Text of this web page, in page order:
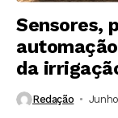
Sensores,
da
Redação